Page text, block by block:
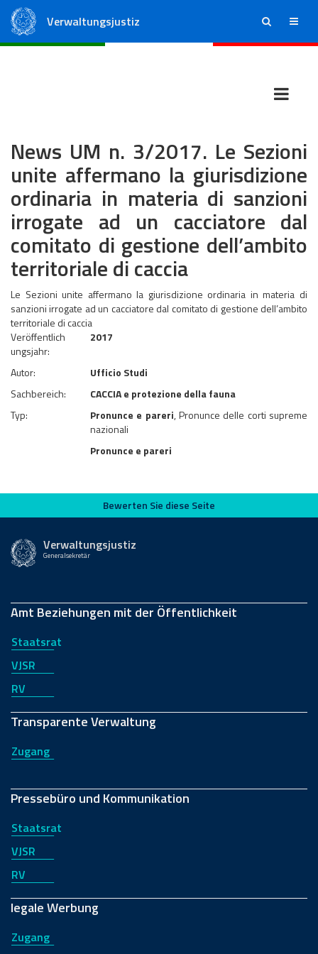
Verwaltungsjustiz ricerca menu
News UM n. 3/2017. Le Sezioni
unite affermano la giurisdizione
ordinaria in materia di sanzioni
irrogate ad un cacciatore dal
comitato di gestione dell’ambito
territoriale di caccia
Le Sezioni unite affermano la giurisdizione ordinaria in materia di
sanzioni irrogate ad un cacciatore dal comitato di gestione dell’ambito
territoriale di caccia
Veröffentlich
ungsjahr:
2017
Autor:
Ufficio Studi
Sachbereich:
CACCIA e protezione della fauna
Typ:
Pronunce e pareri, Pronunce delle corti supreme
nazionali
Pronunce e pareri
Bewerten Sie diese Seite
Bewerten Sie diese Seite
Verwaltungsjustiz
Generalsekretär
Amt Beziehungen mit der Öffentlichkeit
Staatsrat
VJSR
RV
Transparente Verwaltung
Zugang
Pressebüro und Kommunikation
Staatsrat
VJSR
RV
legale Werbung
Zugang